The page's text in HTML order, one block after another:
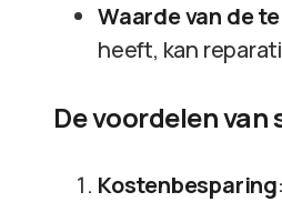
Waarde van de
heeft, kan
De voordelen
Kostenbesparing